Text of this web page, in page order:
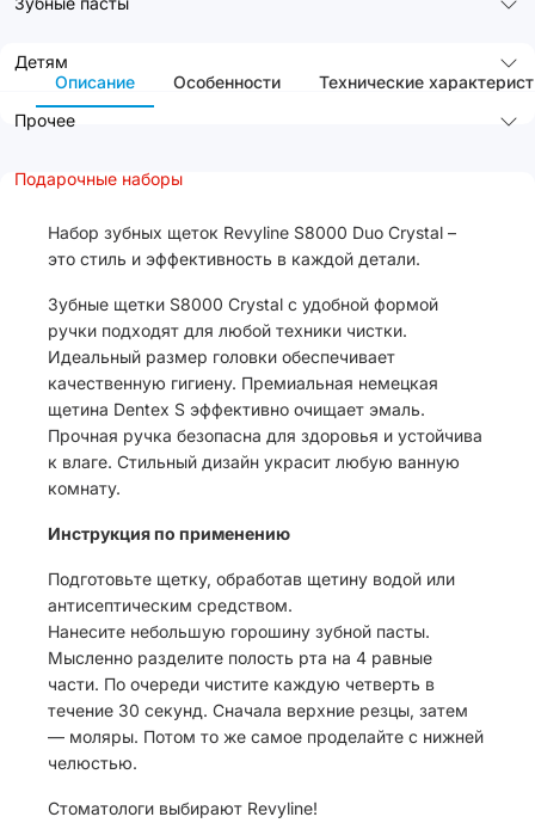
Детям
Прочее
Подарочные наборы
Описание Особенности Технические
Набор зубных щеток Revyline S8000 Duo Crystal –
это стиль и эффективность в каждой детали.
Зубные щетки S8000 Crystal с удобной формой
ручки подходят для любой техники чистки.
Идеальный размер головки обеспечивает
качественную гигиену. Премиальная немецкая
щетина Dentex S эффективно очищает эмаль.
Прочная ручка безопасна для здоровья и устойчива
к влаге. Стильный дизайн украсит любую ванную
комнату.
Инструкция по применению
Подготовьте щетку, обработав щетину водой или
антисептическим средством.
Нанесите небольшую горошину зубной пасты.
Мысленно разделите полость рта на 4 равные
части. По очереди чистите каждую четверть в
течение 30 секунд. Сначала верхние резцы, затем
— моляры. Потом то же самое проделайте с нижней
челюстью.
Стоматологи выбирают Revyline!